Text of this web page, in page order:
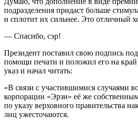
подразделения придаст больше
и сплотит их сильнее. Это отличный
— Спасибо, сэр!
Президент поставил свою подпись
помощи печати и положил его на край
указ и начал читать:
«В связи с участившимися случаями
корпорации «Эрзи» её же
по указу верховного правительства
лиц ужесточаются.